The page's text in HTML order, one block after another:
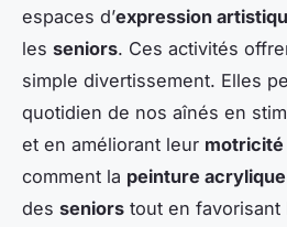
espaces d’expression
les seniors. Ces activités
simple divertissement. Elles
quotidien de nos aînés en
et en améliorant leur motricité
comment la peinture acrylique
des seniors tout en